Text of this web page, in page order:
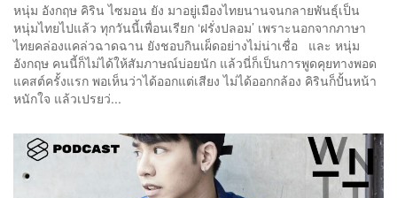
หนุ่ม อังกฤษ คิริน ไซมอน ยัง มาอยู่เมืองไทยนานจนกลายพันธุ์เป็น
หนุ่มไทยไปแล้ว ทุกวันนี้เพื่อนเรียก ‘ฝรั่งปลอม’ เพราะนอกจากภาษา
ไทยคล่องแคล่วฉาดฉาน ยังชอบกินเผ็ดอย่างไม่น่าเชื่อ และ หนุ่ม
อังกฤษ คนนี้ก็ไม่ได้ให้สัมภาษณ์บ่อยนัก แล้วนี่ก็เป็นการพูดคุยทางพอด
แคสต์ครั้งแรก พอเห็นว่าได้ออกแต่เสียง ไม่ได้ออกกล้อง คิรินก็ปั้นหน้า
หนักใจ แล้วเปรยว่...